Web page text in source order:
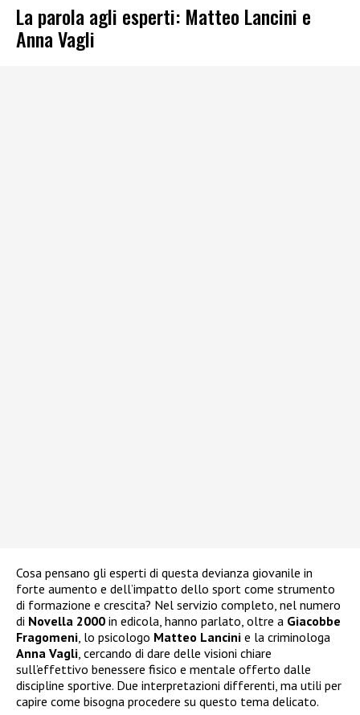
La parola agli esperti: Matteo Lancini e
Anna Vagli
Cosa pensano gli esperti di questa devianza giovanile in
forte aumento e dell’impatto dello sport come strumento
di formazione e crescita? Nel servizio completo, nel numero
di Novella 2000 in edicola, hanno parlato, oltre a Giacobbe
Fragomeni , lo psicologo Matteo Lancini e la criminologa
Anna Vagli , cercando di dare delle visioni chiare
sull’effettivo benessere fisico e mentale offerto dalle
discipline sportive. Due interpretazioni differenti, ma utili per
capire come bisogna procedere su questo tema delicato.